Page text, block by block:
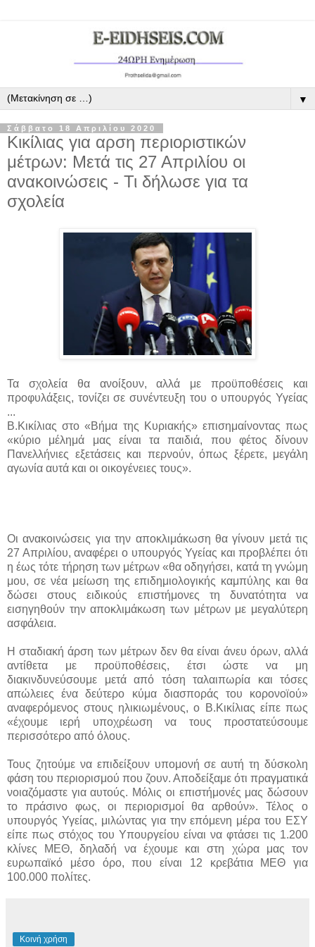
▼
Σάββατο 18 Απριλίου 2020
Κικίλιας για αρση περιοριστικών
μέτρων: Μετά τις 27 Απριλίου οι
ανακοινώσεις - Τι δήλωσε για τα
σχολεία
Τα σχολεία θα ανοίξουν, αλλά με προϋποθέσεις και
προφυλάξεις, τονίζει σε συνέντευξη του ο υπουργός Υγείας
...
Β.Κικίλιας στο «Βήμα της Κυριακής» επισημαίνοντας πως
«κύριο μέλημά μας είναι τα παιδιά, που φέτος δίνουν
Πανελλήνιες εξετάσεις και περνούν, όπως ξέρετε, μεγάλη
αγωνία αυτά και οι οικογένειες τους».
Οι ανακοινώσεις για την αποκλιμάκωση θα γίνουν μετά τις
‪27 Απριλίου‬, αναφέρει ο υπουργός Υγείας και προβλέπει ότι
η έως τότε τήρηση των μέτρων «θα οδηγήσει, κατά τη γνώμη
μου, σε νέα μείωση της επιδημιολογικής καμπύλης και θα
δώσει στους ειδικούς επιστήμονες τη δυνατότητα να
εισηγηθούν την αποκλιμάκωση των μέτρων με μεγαλύτερη
ασφάλεια.
Η σταδιακή άρση των μέτρων δεν θα είναι άνευ όρων, αλλά
αντίθετα με προϋποθέσεις, έτσι ώστε να μη
διακινδυνεύσουμε μετά από τόση ταλαιπωρία και τόσες
απώλειες ένα δεύτερο κύμα διασποράς του κορονοϊού»
αναφερόμενος στους ηλικιωμένους, ο Β.Κικίλιας είπε πως
«έχουμε ιερή υποχρέωση να τους προστατεύσουμε
περισσότερο από όλους.
Τους ζητούμε να επιδείξουν υπομονή σε αυτή τη δύσκολη
φάση του περιορισμού που ζουν. Αποδείξαμε ότι πραγματικά
νοιαζόμαστε για αυτούς. Μόλις οι επιστήμονές μας δώσουν
το πράσινο φως, οι περιορισμοί θα αρθούν». Τέλος ο
υπουργός Υγείας, μιλώντας για την επόμενη μέρα του ΕΣΥ
είπε πως στόχος του Υπουργείου είναι να φτάσει τις 1.200
κλίνες ΜΕΘ, δηλαδή να έχουμε και στη χώρα μας τον
ευρωπαϊκό μέσο όρο, που είναι 12 κρεβάτια ΜΕΘ για
100.000 πολίτες.
Κοινή χρήση